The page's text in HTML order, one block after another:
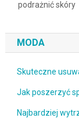
podrażnić skóry
MODA
Skuteczne
Jak poszerzyć
Najbardziej